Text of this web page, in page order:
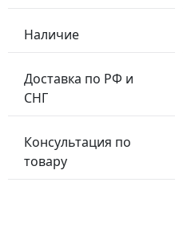
Наличие
Доставка по РФ и
СНГ
Консультация по
товару